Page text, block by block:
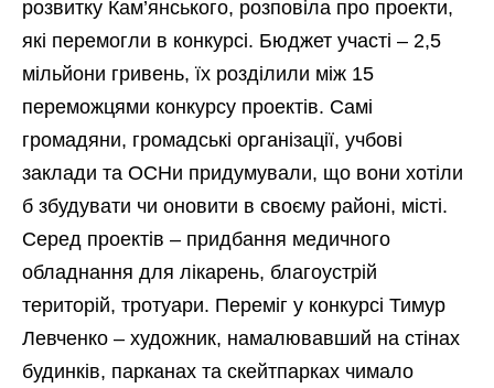
розвитку Кам’янського, розповіла про проекти,
які перемогли в конкурсі. Бюджет участі – 2,5
мільйони гривень, їх розділили між 15
переможцями конкурсу проектів. Самі
громадяни, громадські організації, учбові
заклади та ОСНи придумували, що вони хотіли
б збудувати чи оновити в своєму районі, місті.
Серед проектів – придбання медичного
обладнання для лікарень, благоустрій
територій, тротуари. Переміг у конкурсі Тимур
Левченко – художник, намалювавший на стінах
будинків, парканах та скейтпарках чимало